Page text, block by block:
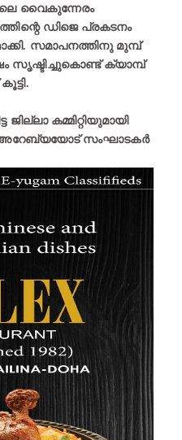
വൈകുന്നേരം
ഡിജെ പ്രകടനം
സമാപനത്തിനു മുമ്പ്
സൃഷ്ടിച്ചുകൊണ്ട് ക്യാമ്പ്
കമ്മിറ്റിയുമായി
സംഘാടകർ